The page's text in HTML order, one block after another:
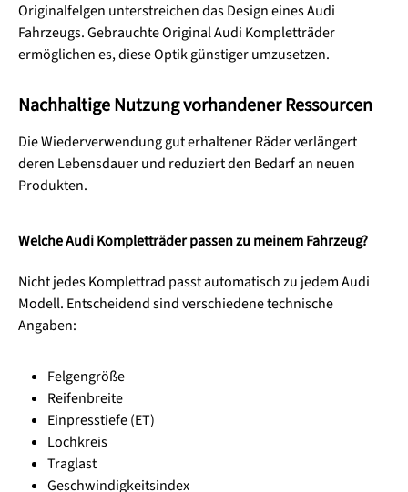
Originalfelgen unterstreichen das Design eines Audi
Fahrzeugs. Gebrauchte Original Audi Kompletträder
ermöglichen es, diese Optik günstiger umzusetzen.
Nachhaltige Nutzung vorhandener Ressourcen
Die Wiederverwendung gut erhaltener Räder verlängert
deren Lebensdauer und reduziert den Bedarf an neuen
Produkten.
Welche Audi Kompletträder passen zu meinem Fahrzeug?
Nicht jedes Komplettrad passt automatisch zu jedem Audi
Modell. Entscheidend sind verschiedene technische
Angaben:
Felgengröße
Reifenbreite
Einpresstiefe (ET)
Lochkreis
Traglast
Geschwindigkeitsindex